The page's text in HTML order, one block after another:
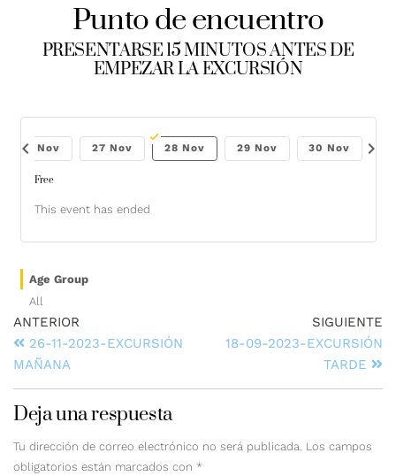
Punto de encuentro
PRESENTARSE 15 MINUTOS ANTES DE
EMPEZAR LA EXCURSIÓN
26 Nov 27 Nov 28 Nov 29 Nov 30 Nov
chevron_left chevron_right
Free
This event has ended
Age Group
All
ANTERIOR
26-11-2023-EXCURSIÓN
MAÑANA
SIGUIENTE
18-09-2023-EXCURSIÓN
TARDE
Deja una respuesta
Tu dirección de correo electrónico no será publicada. Los campos
obligatorios están marcados con *